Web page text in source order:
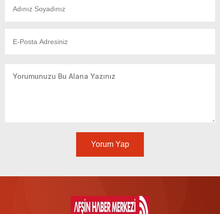
Yorum Yap